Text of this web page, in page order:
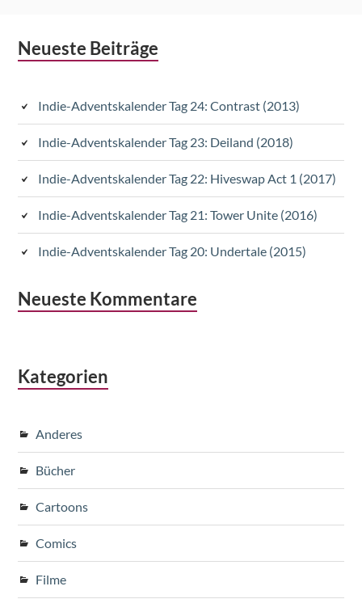
Subsidiary
Neueste Beiträge
Indie-Adventskalender Tag 24: Contrast (2013)
Indie-Adventskalender Tag 23: Deiland (2018)
Indie-Adventskalender Tag 22: Hiveswap Act 1 (2017)
Indie-Adventskalender Tag 21: Tower Unite (2016)
Indie-Adventskalender Tag 20: Undertale (2015)
Neueste Kommentare
Kategorien
Anderes
Bücher
Cartoons
Comics
Filme